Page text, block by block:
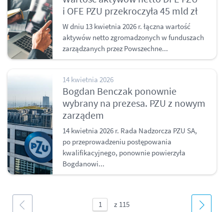
i OFE PZU przekroczyła 45 mld zł
W dniu 13 kwietnia 2026 r. łączna wartość
aktywów netto zgromadzonych w funduszach
zarządzanych przez Powszechne...
14 kwietnia 2026
Bogdan Benczak ponownie
wybrany na prezesa. PZU z nowym
zarządem
14 kwietnia 2026 r. Rada Nadzorcza PZU SA,
po przeprowadzeniu postępowania
kwalifikacyjnego, ponownie powierzyła
Bogdanowi...